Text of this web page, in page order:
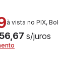
à vista no PIX,
s/juros